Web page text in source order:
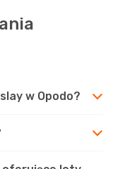
w Opodo?